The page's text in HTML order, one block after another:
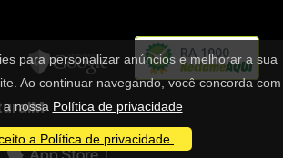
RA 1000
para personalizar anúncios e melhorar a sua
Ao continuar navegando, você concorda com
a nossa Política de privacidade
a Política de privacidade.